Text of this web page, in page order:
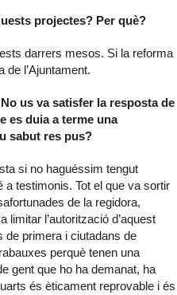
projectes? Per què?
darrers mesos. Si la reforma
de l’Ajuntament.
us va satisfer la resposta de
es duia a terme una
sabut res pus?
si no haguéssim tengut
testimonis. Tot el que va sortir
de la regidora,
l’autorització d’aquest
de primera i ciutadans de
perquè tenen una
gent que ho ha demanat, ha
és èticament reprovable i és